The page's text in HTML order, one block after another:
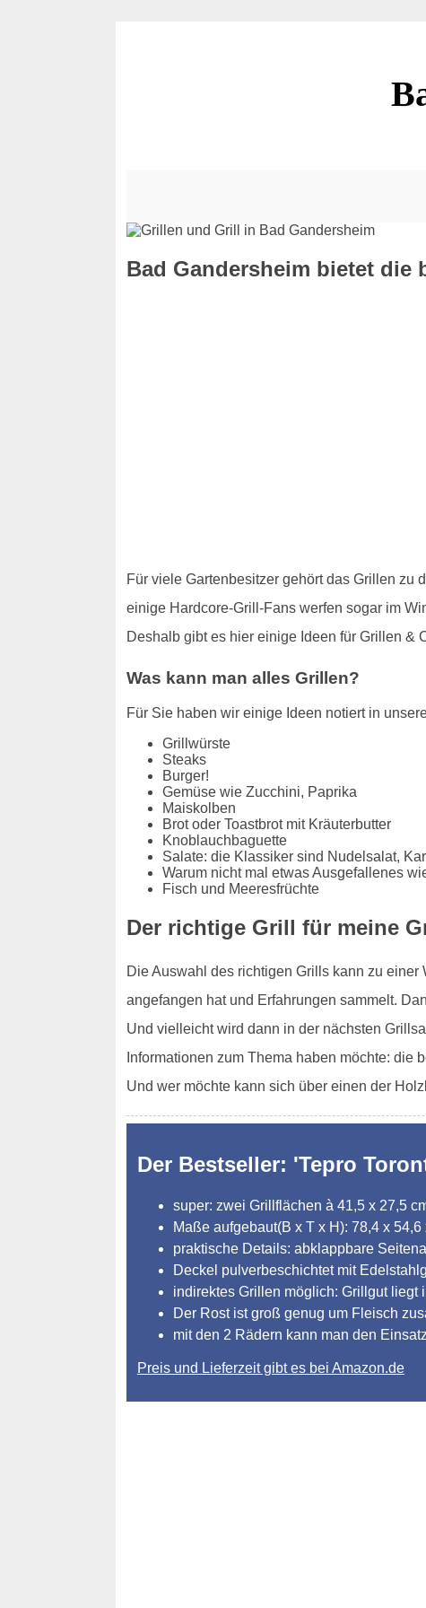
Bad Gandersheim bietet
Für viele Gartenbesitzer gehört das Grillen zu
einige Hardcore-Grill-Fans werfen sogar im
Deshalb gibt es hier einige Ideen für Grillen &
Was kann man alles Grillen?
Für Sie haben wir einige Ideen notiert in
Grillwürste
Steaks
Burger!
Gemüse wie Zucchini, Paprika
Maiskolben
Brot oder Toastbrot mit Kräuterbutter
Knoblauchbaguette
Salate: die Klassiker sind Nudelsalat,
Warum nicht mal etwas Ausgefallenes
Fisch und Meeresfrüchte
Der richtige Grill für meine
Die Auswahl des richtigen Grills kann zu
angefangen hat und Erfahrungen sammelt.
Und vielleicht wird dann in der nächsten
Informationen zum Thema haben möchte: die
Und wer möchte kann sich über einen der
Der Bestseller: 'Tepro
super: zwei Grillflächen à 41,5 x 27,5
Maße aufgebaut(B x T x H): 78,4 x
praktische Details: abklappbare
Deckel pulverbeschichtet mit
indirektes Grillen möglich: Grillgut liegt
Der Rost ist groß genug um Fleisch
mit den 2 Rädern kann man den
Preis und Lieferzeit gibt es bei Amazon.de